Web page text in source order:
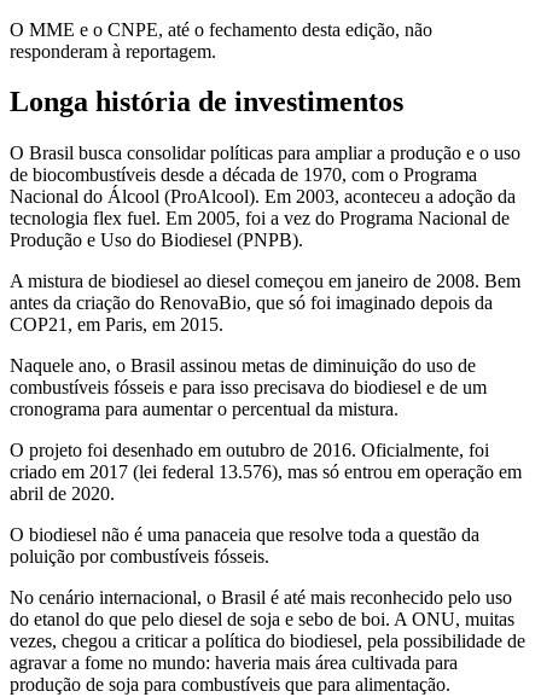
O MME e o CNPE, até o fechamento desta edição, não
responderam à reportagem.
Longa história de investimentos
O Brasil busca consolidar políticas para ampliar a produção e o uso
de biocombustíveis desde a década de 1970, com o Programa
Nacional do Álcool (ProAlcool). Em 2003, aconteceu a adoção da
tecnologia flex fuel. Em 2005, foi a vez do Programa Nacional de
Produção e Uso do Biodiesel (PNPB).
A mistura de biodiesel ao diesel começou em janeiro de 2008. Bem
antes da criação do RenovaBio, que só foi imaginado depois da
COP21, em Paris, em 2015.
Naquele ano, o Brasil assinou metas de diminuição do uso de
combustíveis fósseis e para isso precisava do biodiesel e de um
cronograma para aumentar o percentual da mistura.
O projeto foi desenhado em outubro de 2016. Oficialmente, foi
criado em 2017 (lei federal 13.576), mas só entrou em operação em
abril de 2020.
O biodiesel não é uma panaceia que resolve toda a questão da
poluição por combustíveis fósseis.
No cenário internacional, o Brasil é até mais reconhecido pelo uso
do etanol do que pelo diesel de soja e sebo de boi. A ONU, muitas
vezes, chegou a criticar a política do biodiesel, pela possibilidade de
agravar a fome no mundo: haveria mais área cultivada para
produção de soja para combustíveis que para alimentação.